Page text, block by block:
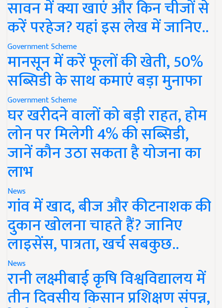
सावन में क्या खाएं और किन चीजों से
करें परहेज? यहां इस लेख में जानिए..
Government Scheme
मानसून में करें फूलों की खेती, 50%
सब्सिडी के साथ कमाएं बड़ा मुनाफा
Government Scheme
घर खरीदने वालों को बड़ी राहत, होम
लोन पर मिलेगी 4% की सब्सिडी,
जानें कौन उठा सकता है योजना का
लाभ
News
गांव में खाद, बीज और कीटनाशक की
दुकान खोलना चाहते हैं? जानिए
लाइसेंस, पात्रता, खर्च सबकुछ..
News
रानी लक्ष्मीबाई कृषि विश्वविद्यालय में
तीन दिवसीय किसान प्रशिक्षण संपन्न,